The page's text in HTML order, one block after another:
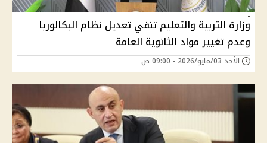
وزارة التربية والتعليم تنفي تعديل نظام البكالوريا
وعدم تغيير مواد الثانوية العامة
الأحد 03/مايو/2026 - 09:00 ص